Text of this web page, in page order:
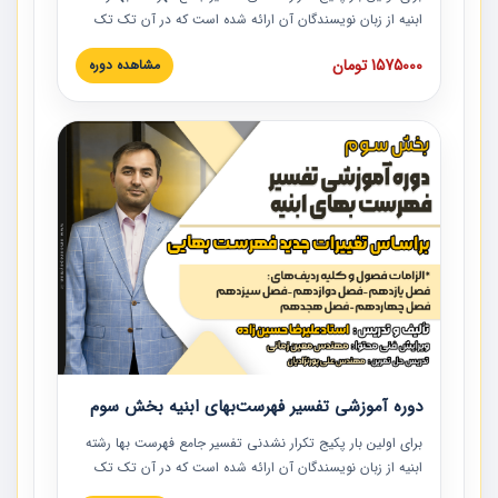
ابنیه از زبان نویسندگان آن ارائه شده است که در آن تک تک
ردیف ها و مطالب فهرست بها تفسیر و ارائه شده است. این
دوره به صورت کامل تصویری بوده و به همراه تصاویر عملیات
دوره با کلام مهندس علیرضاحسین‌زاده مدیر پروژه مهندسی
مشاور در امر بازنگری فهرست بها رشته ابنیه ارائه شده و به تمام
همکارانی که در حوزه صنعت ساخت در حال فعالیت هستند حتما
توصیه می کنیم از مطالب این دوره استفاده نمایند.
1575000 تومان مشاهده دوره
دوره آموزشی تفسیر فهرست‌بهای ابنیه بخش سوم
برای اولین بار پکیج تکرار نشدنی تفسیر جامع فهرست بها رشته
ابنیه از زبان نویسندگان آن ارائه شده است که در آن تک تک
ردیف ها و مطالب فهرست بها تفسیر و ارائه شده است. این